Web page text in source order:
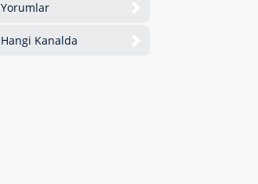
Yorumlar
Hangi Kanalda